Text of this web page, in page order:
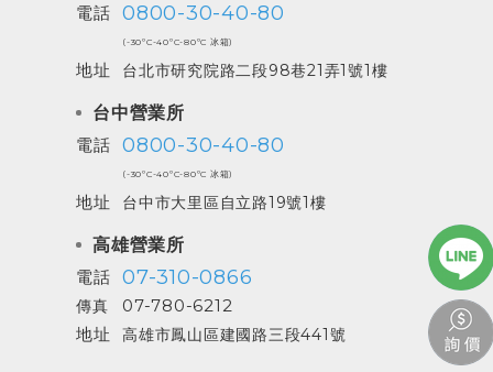
電話 0800-30-40-80
(-30ºC-40ºC-80ºC 冰箱)
地址 台北市研究院路二段98巷21弄1號1樓
台中營業所
電話 0800-30-40-80
(-30ºC-40ºC-80ºC 冰箱)
地址 台中市大里區自立路19號1樓
高雄營業所
電話 07-310-0866
傳真
07-780-6212
地址
高雄市鳳山區建國路三段441號